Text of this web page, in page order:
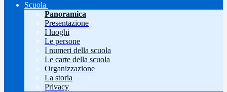
Scuola
Panoramica
Presentazione
I luoghi
Le persone
I numeri della scuola
Le carte della scuola
Organizzazione
La storia
Privacy